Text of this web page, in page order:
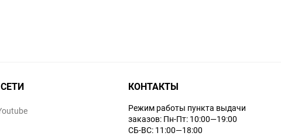
КОНТАКТЫ
Режим работы пункта выдачи
заказов: Пн-Пт: 10:00—19:00
СБ-ВС: 11:00—18:00